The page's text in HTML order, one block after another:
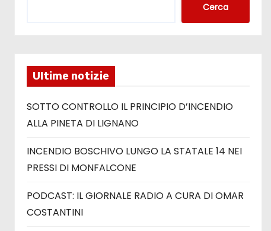
Cerca
Ultime notizie
SOTTO CONTROLLO IL PRINCIPIO D’INCENDIO
ALLA PINETA DI LIGNANO
INCENDIO BOSCHIVO LUNGO LA STATALE 14 NEI
PRESSI DI MONFALCONE
PODCAST: IL GIORNALE RADIO A CURA DI OMAR
COSTANTINI